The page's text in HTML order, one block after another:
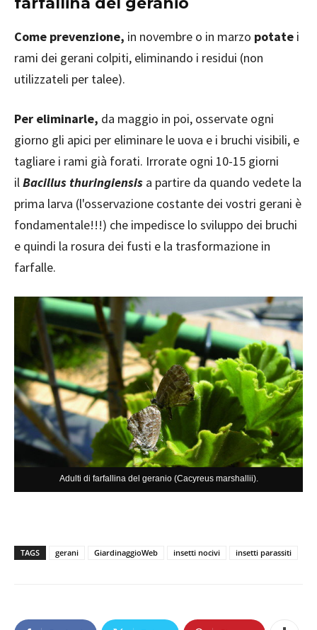
Come prevenzione, in novembre o in marzo potate i
rami dei gerani colpiti, eliminando i residui (non
utilizzateli per talee).
Per eliminarle, da maggio in poi, osservate ogni
giorno gli apici per eliminare le uova e i bruchi visibili, e
tagliare i rami già forati. Irrorate ogni 10-15 giorni
ilBacillus thuringiensis a partire da quando vedete la
prima larva (l'osservazione costante dei vostri gerani è
fondamentale!!!) che impedisce lo sviluppo dei bruchi
e quindi la rosura dei fusti e la trasformazione in
farfalle.
Adulti di farfallina del geranio (Cacyreus marshallii).
TAGS gerani GiardinaggioWeb insetti nocivi insetti parassiti